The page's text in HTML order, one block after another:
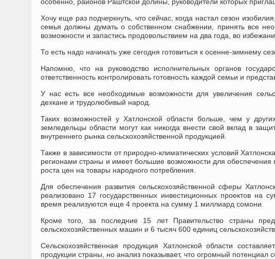
Хочу еще раз подчеркнуть, что сейчас, когда настал сезон
семья должны думать о собственном снабжении, принять все
возможности и запастись продовольствием на два года, во
То есть надо начинать уже сегодня готовиться к осенне-зимнему
Напомню, что на руководство исполнительных органов
ответственность контролировать готовность каждой семьи и
У нас есть все необходимые возможности для увеличения
дехкане и трудолюбивый народ.
Таких возможностей у Хатлонской области больше, чем у
земледельцы области могут как никогда внести свой вклад в
внутреннего рынка сельскохозяйственной продукцией.
Также в зависимости от природно-климатических условий
регионами страны и имеет большие возможности для
роста цен на товары народного потребления.
Для обеспечения развития сельскохозяйственной сферы
реализовано 17 государственных инвестиционных проектов
время реализуются еще 4 проекта на сумму 1 миллиард сомони.
Кроме того, за последние 15 лет Правительство страны
сельскохозяйственных машин и 6 тысяч 600 единиц
Сельскохозяйственная продукция Хатлонской области
продукции страны, но анализ показывает, что огромный потенциал